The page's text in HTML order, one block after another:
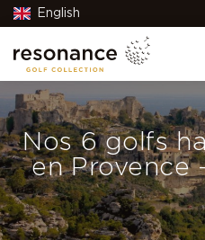
English
Nos 6 golfs
en Provence